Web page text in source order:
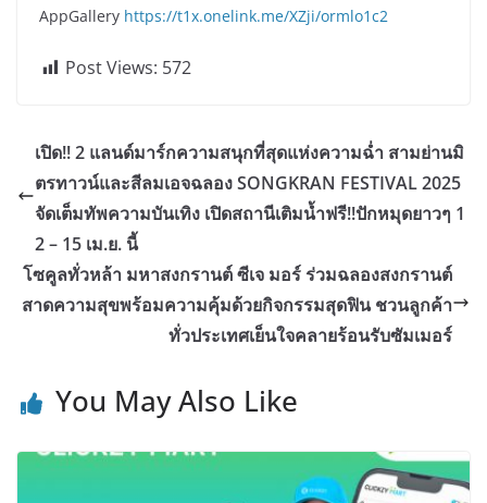
AppGallery https://t1x.onelink.me/XZji/ormlo1c2
Post Views: 572
เปิด!! 2 แลนด์มาร์กความสนุกที่สุดแห่งความฉ่ำ สามย่านมิ
ตรทาวน์และสีลมเอจฉลอง SONGKRAN FESTIVAL 2025
จัดเต็มทัพความบันเทิง เปิดสถานีเติมน้ำฟรี!!ปักหมุดยาวๆ 1
2 – 15 เม.ย. นี้
โซคูลทั่วหล้า มหาสงกรานต์ ซีเจ มอร์ ร่วมฉลองสงกรานต์
สาดความสุขพร้อมความคุ้มด้วยกิจกรรมสุดฟิน ชวนลูกค้า
ทั่วประเทศเย็นใจคลายร้อนรับซัมเมอร์
You May Also Like